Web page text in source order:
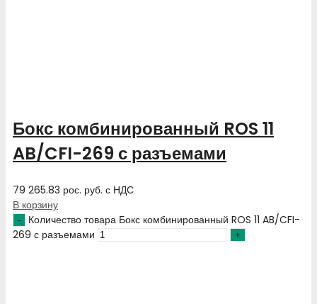
Бокс комбинированный ROS 11
AB/CFI-269 с разъемами
79 265.83 рос. руб. с НДС
В корзину
Количество товара Бокс комбинированный ROS 11 AB/CFI-
269 с разъемами